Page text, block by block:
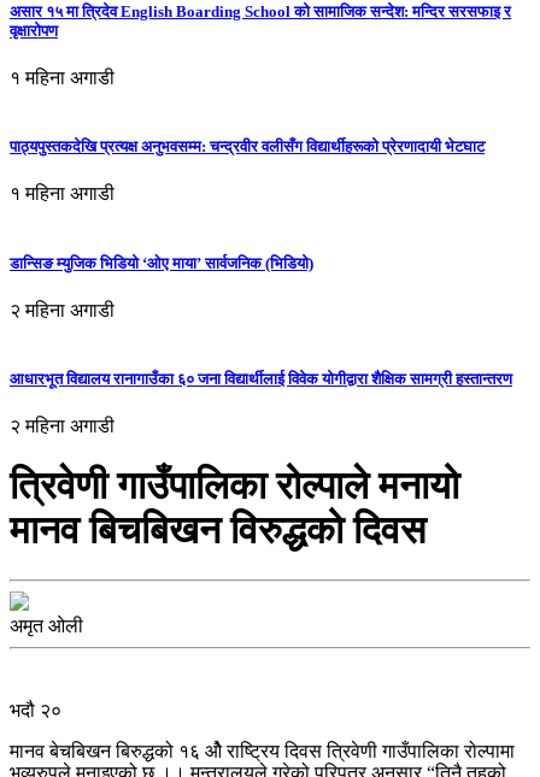
असार १५ मा त्रिदेव English Boarding School को सामाजिक सन्देश: मन्दिर सरसफाइ र
वृक्षारोपण
१ महिना अगाडी
पाठ्यपुस्तकदेखि प्रत्यक्ष अनुभवसम्म: चन्द्रवीर वलीसँग विद्यार्थीहरूको प्रेरणादायी भेटघाट
१ महिना अगाडी
डान्सिङ म्युजिक भिडियो ‘ओए माया’ सार्वजनिक (भिडियो)
२ महिना अगाडी
आधारभूत विद्यालय रानागाउँका ६० जना विद्यार्थीलाई विवेक योगीद्वारा शैक्षिक सामग्री हस्तान्तरण
२ महिना अगाडी
त्रिवेणी गाउँपालिका रोल्पाले मनायो
मानव बिचबिखन विरुद्धको दिवस
अमृत ओली
भदौ २०
मानव बेचबिखन बिरुद्धको १६ ओै राष्ट्रिय दिवस त्रिवेणी गाउँपालिका रोल्पामा
भव्यरुपले मनाइएको छ ।। मन्त्रालयले गरेको परिपत्र अनुसार “तिनै तहको